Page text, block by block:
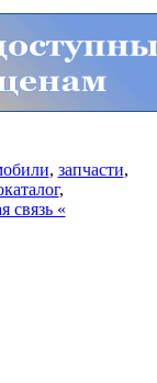
, запчасти,
,
связь «